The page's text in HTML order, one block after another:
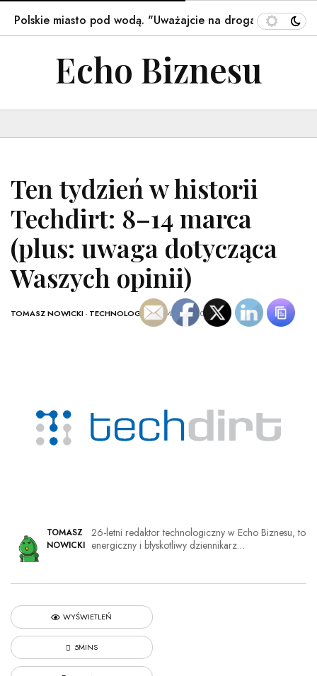
miasto pod wodą. "Uważajcie na drogach". Są…
Echo Biznesu
Ten tydzień w historii
Techdirt: 8–14 marca
(plus: uwaga dotycząca
Waszych opinii)
TOMASZ NOWICKI-TECHNOLOGIA- 15 MARCA, 2026
TOMASZ
NOWICKI
26-letni redaktor technologiczny w Echo Biznesu, to
energiczny i błyskotliwy dziennikarz…
WYŚWIETLEŃ
5MINS